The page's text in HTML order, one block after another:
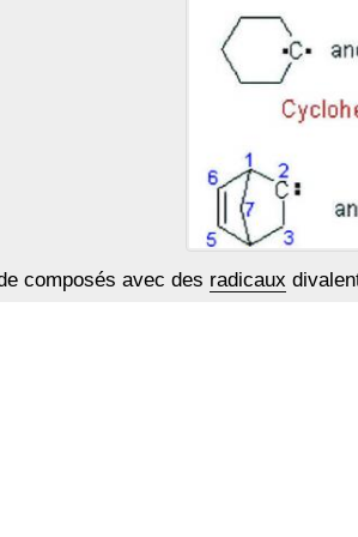
composés avec des radicaux